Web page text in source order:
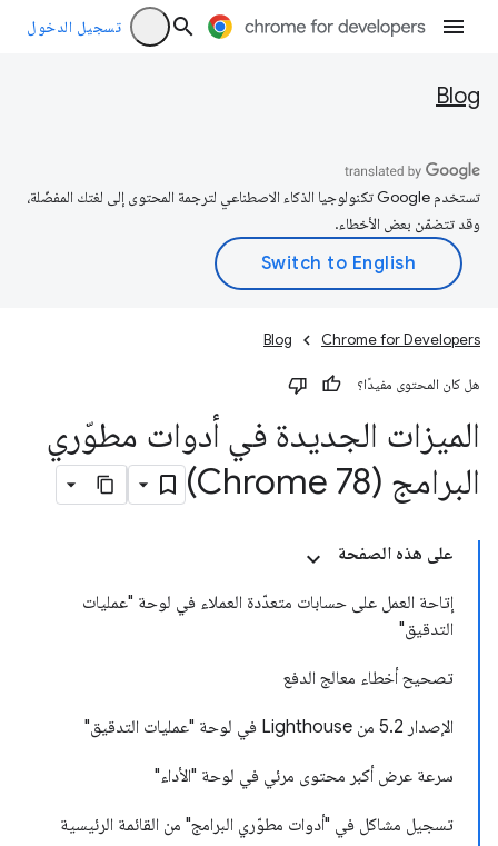
تسجيل الدخول
Blog
تستخدم Google تكنولوجيا الذكاء الاصطناعي لترجمة المحتوى إلى لغتك المفضّلة،
وقد تتضمّن بعض الأخطاء.
Chrome for Developers
Blog
هل كان المحتوى مفيدًا؟
الميزات الجديدة في أدوات مطوّري
البرامج (Chrome 78)
على هذه الصفحة
إتاحة العمل على حسابات متعدّدة العملاء في لوحة "عمليات
التدقيق"
تصحيح أخطاء معالج الدفع
الإصدار 5.2 من Lighthouse في لوحة "عمليات التدقيق"
سرعة عرض أكبر محتوى مرئي في لوحة "الأداء"
تسجيل مشاكل في "أدوات مطوّري البرامج" من القائمة الرئيسية